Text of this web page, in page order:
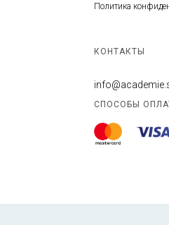
КОНТАКТЫ
СПОСОБЫ
Политика